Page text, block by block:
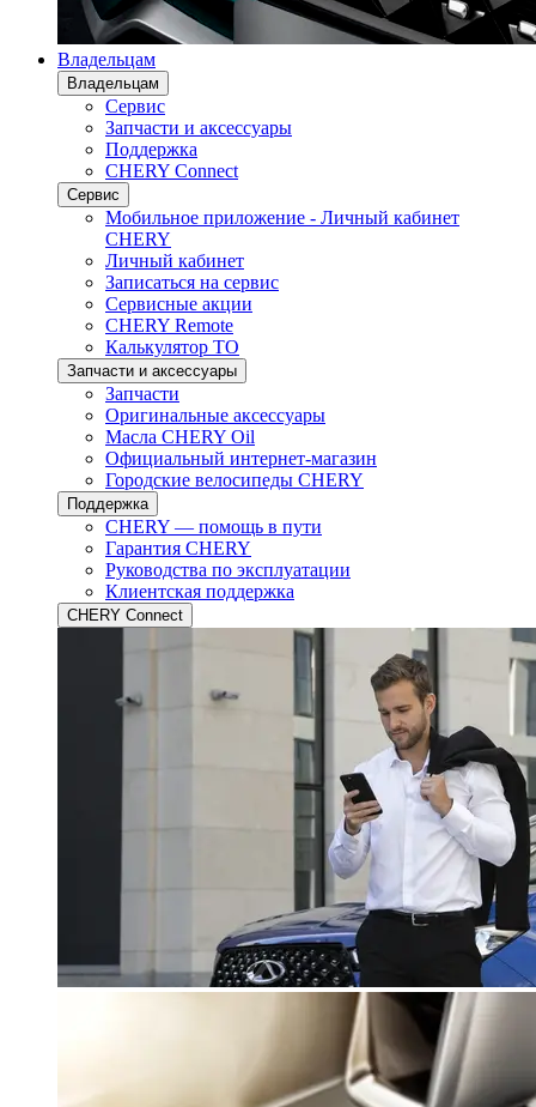
Владельцам
Владельцам
Сервис
Запчасти и аксессуары
Поддержка
CHERY Connect
Сервис
Мобильное приложение - Личный кабинет
CHERY
Личный кабинет
Записаться на сервис
Сервисные акции
CHERY Remote
Калькулятор ТО
Запчасти и аксессуары
Запчасти
Оригинальные аксессуары
Масла CHERY Oil
Официальный интернет-магазин
Городские велосипеды CHERY
Поддержка
CHERY — помощь в пути
Гарантия CHERY
Руководства по эксплуатации
Клиентская поддержка
CHERY Connect